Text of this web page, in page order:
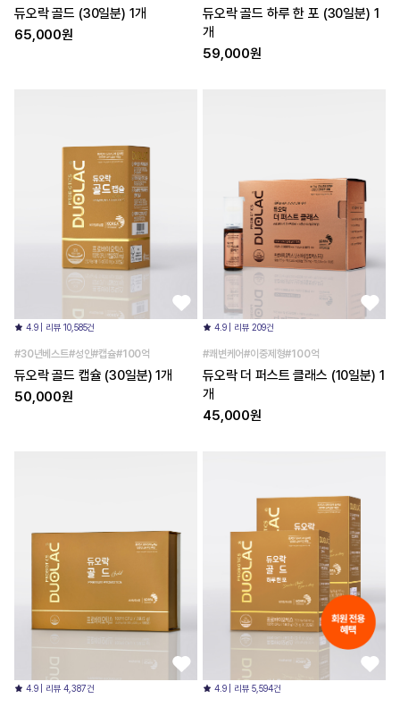
듀오락 골드 (30일분) 1개
65,000원
듀오락 골드 하루 한 포 (30일분) 1
개
59,000원
4.9 | 리뷰 10,585건
#30년베스트#성인#캡슐#100억
듀오락 골드 캡슐 (30일분) 1개
50,000원
4.9 | 리뷰 209건
#쾌변케어#이중제형#100억
듀오락 더 퍼스트 클래스 (10일분) 1
개
45,000원
4.9 | 리뷰 4,387건 4.9 | 리뷰 5,594건